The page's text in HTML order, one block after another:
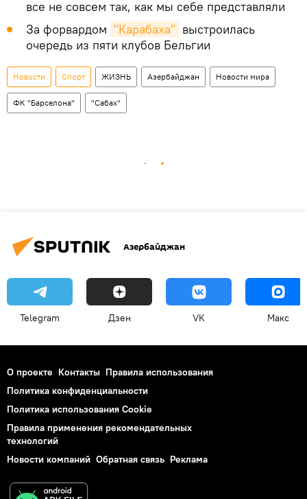
все не совсем так, как мы себе представляли
За форвардом "Карабаха" выстроилась
очередь из пяти клубов Бельгии
Новости Спорт ЖИЗНЬ Азербайджан Новости мира
ФК "Барселона" "Сабах"
Азербайджан
Telegram Дзен VK Макс
О проекте Контакты Правила использования
Политика конфиденциальности
Политика использования Cookie
Правила применения рекомендательных
технологий
Новости компаний Обратная связь Реклама